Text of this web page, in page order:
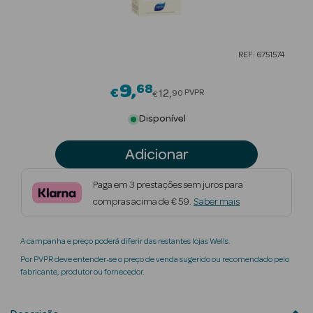
Beauty Season
Beauty Season
Maquilhagem
Beauty Season
Perfumes
REF: 6751574
€9 68Price reduced from
€12 90 PVPR
Disponível
Adicionar
Paga em 3 prestações sem juros para
compras acima de € 59. Saber mais
A campanha e preço poderá diferir das restantes lojas Wells.
Por PVPR deve entender-se o preço de venda sugerido ou recomendado pelo
fabricante, produtor ou fornecedor.